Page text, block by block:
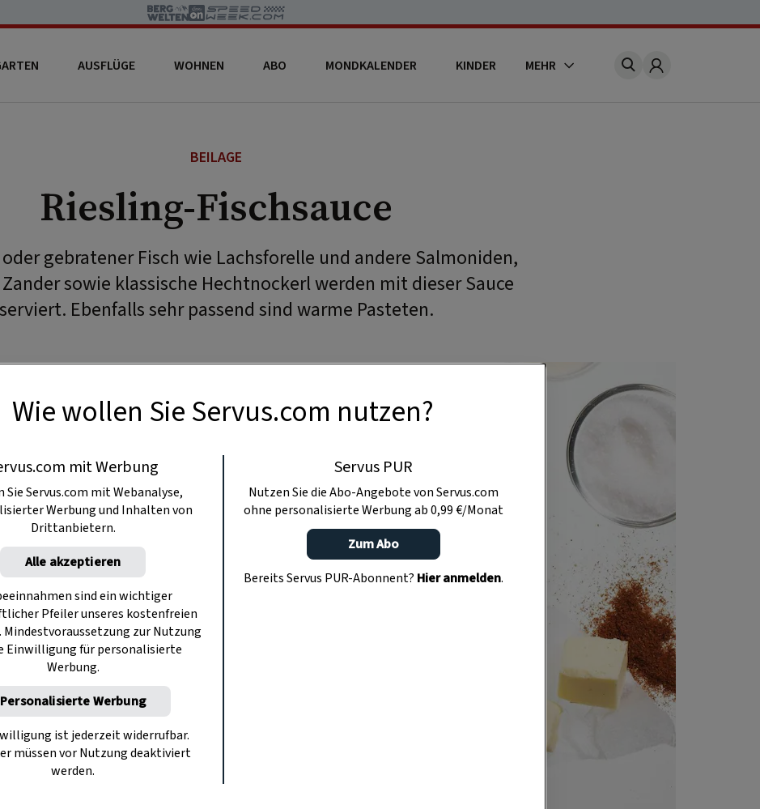
AUSFLÜGE WOHNEN ABO MONDKALENDER KINDER MEHR Account
BEILAGE
Riesling-Fischsauce
gebratener Fisch wie Lachsforelle und andere Salmoniden,
sowie klassische Hechtnockerl werden mit dieser Sauce
serviert. Ebenfalls sehr passend sind warme Pasteten.
Wie wollen Sie Servus.com nutzen?
mit Werbung
Sie Servus.com mit Webanalyse,
Werbung und Inhalten von
Drittanbietern.
Alle akzeptieren
sind ein wichtiger
Pfeiler unseres kostenfreien
Mindestvoraussetzung zur Nutzung
Einwilligung für personalisierte
Werbung.
Personalisierte Werbung
ist jederzeit widerrufbar.
müssen vor Nutzung deaktiviert
werden.
Servus PUR
Nutzen Sie die Abo-Angebote von Servus.com
ohne personalisierte Werbung ab 0,99 €/Monat
Zum Abo
Bereits Servus PUR-Abonnent? Hier anmelden.